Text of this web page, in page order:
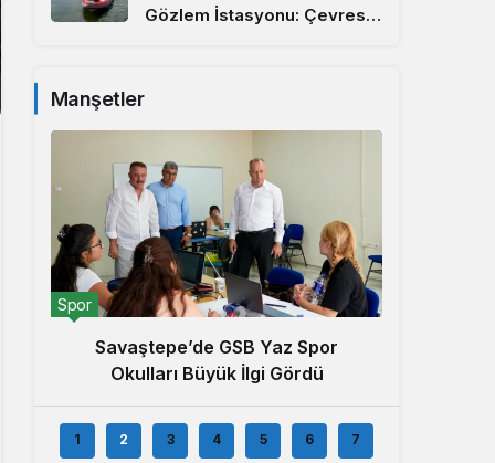
Gözlem İstasyonu: Çevresel
Manşetler
Spor
Savaştepe’de GSB Yaz Spor
Okulları Büyük İlgi Gördü
1 2 3 4 5 6 7